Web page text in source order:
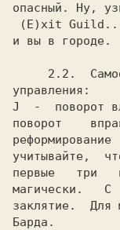
опасный. Ну,
и вы в городе.
     2.2.
управления:
J  -  поворот
поворот
учитывайте,
первые   три
магически.
заклятие.
Барда.